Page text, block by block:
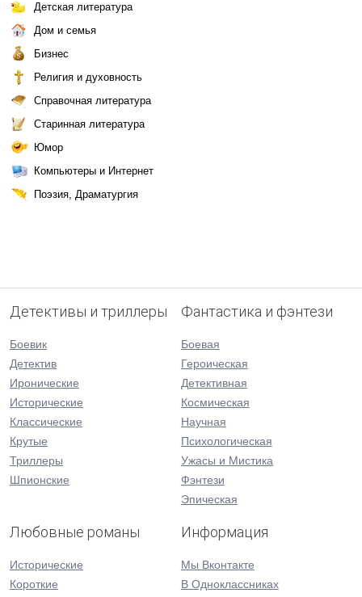
Детская литература
Дом и семья
Бизнес
Религия и духовность
Справочная литература
Старинная литература
Юмор
Компьютеры и Интернет
Поэзия, Драматургия
Детективы и триллеры
Боевик
Детектив
Иронические
Исторические
Классические
Крутые
Триллеры
Шпионские
Фантастика и фэнтези
Боевая
Героическая
Детективная
Космическая
Научная
Психологическая
Ужасы и Мистика
Фэнтези
Эпическая
Любовные романы
Исторические
Короткие
Информация
Мы Вконтакте
В Одноклассниках